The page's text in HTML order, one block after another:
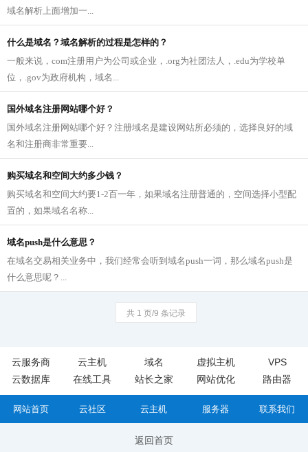
域名解析上面增加一...
什么是域名？域名解析的过程是怎样的？
一般来说，com注册用户为公司或企业，.org为社团法人，.edu为学校单
位，.gov为政府机构，域名...
国外域名注册网站哪个好？
国外域名注册网站哪个好？注册域名是建设网站所必须的，选择良好的域
名和注册商非常重要...
购买域名和空间大约多少钱？
购买域名和空间大约要1-2百一年，如果域名注册普通的，空间选择小型配
置的，如果域名名称...
域名push是什么意思？
在域名交易相关业务中，我们经常会听到域名push一词，那么域名push是
什么意思呢？...
共 1 页/9 条记录
云服务商 云主机 域名 虚拟主机
VPS
云数据库
在线工具 站长之家 网站优化 路由器
网站首页 云社区 云主机 服务器 联系我们
返回首页